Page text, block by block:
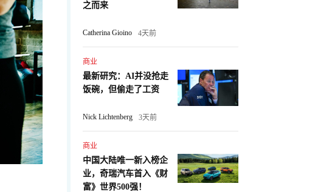
之而来
Catherina Gioino 4天前
商业
最新研究：AI并没抢走
饭碗，但偷走了工资
Nick Lichtenberg 3天前
商业
中国大陆唯一新入榜企
业，奇瑞汽车首入《财
富》世界500强！